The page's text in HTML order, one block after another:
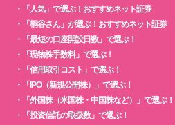
・
「人気」で選ぶ！おすすめネット証券
・
「桐谷さん」が選ぶ！おすすめネット証券
・
「最短の口座開設日数」で選ぶ！
・
「現物株手数料」で選ぶ！
・
「信用取引コスト」で選ぶ！
・
「IPO（新規公開株）」で選ぶ！
・
「外国株（米国株・中国株など）」で選ぶ！
・
「投資信託の取扱数」で選ぶ！